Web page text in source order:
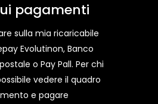
pagamenti
sulla mia ricaricabile
Evolutinon, Banco
o Pay Pall. Per chi
vedere il quadro
e pagare